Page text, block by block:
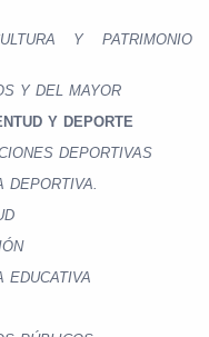
Y PATRIMONIO
Y DEL MAYOR
Y DEPORTE
DEPORTIVAS
DEPORTIVA.
EDUCATIVA